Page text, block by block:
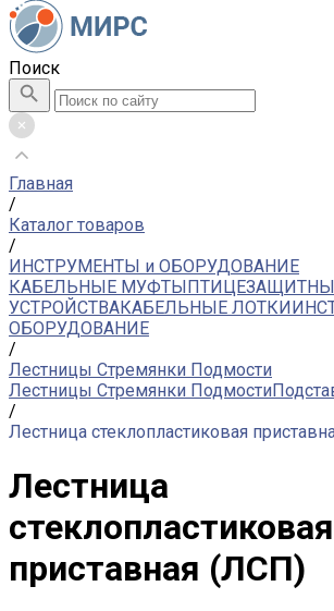
Поиск
Главная
/
Каталог товаров
/
ИНСТРУМЕНТЫ и ОБОРУДОВАНИЕ
КАБЕЛЬНЫЕ МУФТЫ
УСТРОЙСТВАКАБЕЛЬНЫЕ ЛОТКИ
ОБОРУДОВАНИЕ
/
Лестницы Стремянки Подмости
Лестницы Стремянки Подмости
/
Лестница стеклопластиковая
Лестница
стеклопластиковая
приставная (ЛСП)